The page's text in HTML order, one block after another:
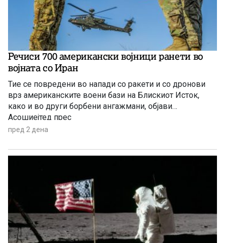
Речиси 700 американски војници ранети во
војната со Иран
Тие се повредени во напади со ракети и со дронови
врз американските воени бази на Блискиот Исток,
како и во други борбени ангажмани, објави
Асошиејтед прес
пред 2 дена